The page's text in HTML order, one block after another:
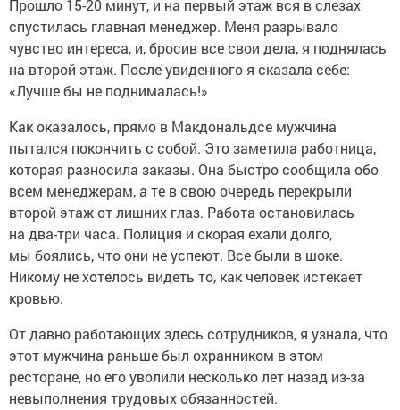
Прошло 15-20 минут, и на первый этаж вся в слезах
спустилась главная менеджер. Меня разрывало
чувство интереса, и, бросив все свои дела, я поднялась
на второй этаж. После увиденного я сказала себе:
«Лучше бы не поднималась!»
Как оказалось, прямо в Макдональдсе мужчина
пытался покончить с собой. Это заметила работница,
которая разносила заказы. Она быстро сообщила обо
всем менеджерам, а те в свою очередь перекрыли
второй этаж от лишних глаз. Работа остановилась
на два-три часа. Полиция и скорая ехали долго,
мы боялись, что они не успеют. Все были в шоке.
Никому не хотелось видеть то, как человек истекает
кровью.
От давно работающих здесь сотрудников, я узнала, что
этот мужчина раньше был охранником в этом
ресторане, но его уволили несколько лет назад из-за
невыполнения трудовых обязанностей.